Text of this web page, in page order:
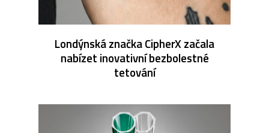
Londýnská značka CipherX začala
nabízet inovativní bezbolestné
tetování